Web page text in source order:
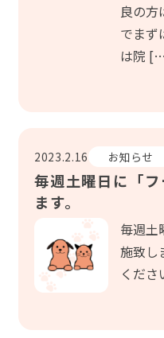
良の方
でまず
は院
2023.2.16 お知らせ
毎週土曜日に「
ます。
毎週土
施致し
くださ